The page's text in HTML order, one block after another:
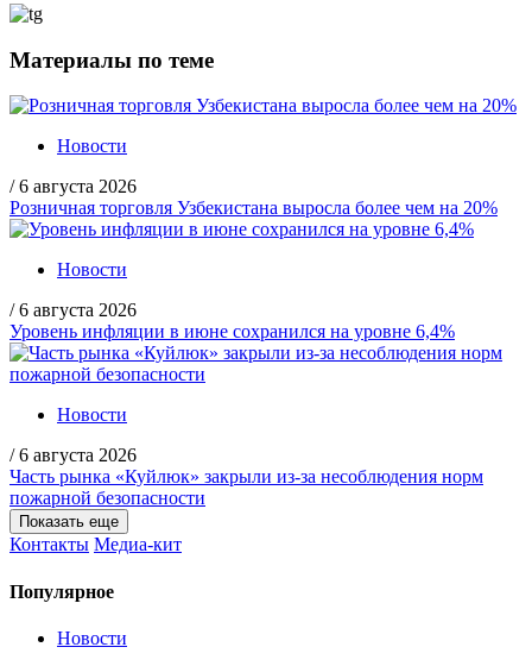
Материалы по теме
Новости
/ 6 августа 2026
Розничная торговля Узбекистана выросла более чем на 20%
Новости
/ 6 августа 2026
Уровень инфляции в июне сохранился на уровне 6,4%
Новости
/ 6 августа 2026
Часть рынка «Куйлюк» закрыли из-за несоблюдения норм
пожарной безопасности
Показать еще
Контакты Медиа-кит
Популярное
Новости